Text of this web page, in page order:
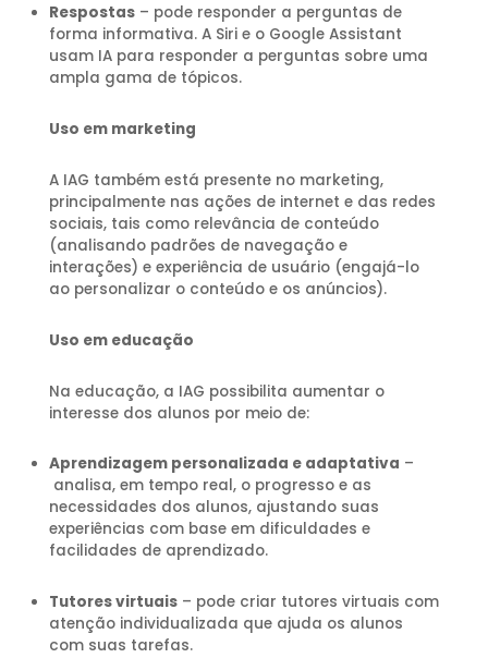
Respostas– pode responder a perguntas de
forma informativa. A Siri e o Google Assistant
usam IA para responder a perguntas sobre uma
ampla gama de tópicos.
Uso em marketing
A IAG também está presente no marketing,
principalmente nas ações de internet e das redes
sociais, tais como relevância de conteúdo
(analisando padrões de navegação e
interações) e experiência de usuário (engajá-lo
ao personalizar o conteúdo e os anúncios).
Uso em educação
Na educação, a IAG possibilita aumentar o
interesse dos alunos por meio de:
Aprendizagem personalizada e adaptativa –
analisa, em tempo real, o progresso e as
necessidades dos alunos, ajustando suas
experiências com base em dificuldades e
facilidades de aprendizado.
Tutores virtuais– pode criar tutores virtuais com
atenção individualizada que ajuda os alunos
com suas tarefas.